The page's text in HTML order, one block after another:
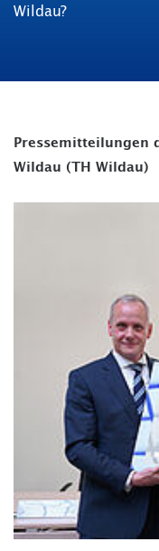
Wildau?
Pressemitteilungen
Wildau (TH Wildau)